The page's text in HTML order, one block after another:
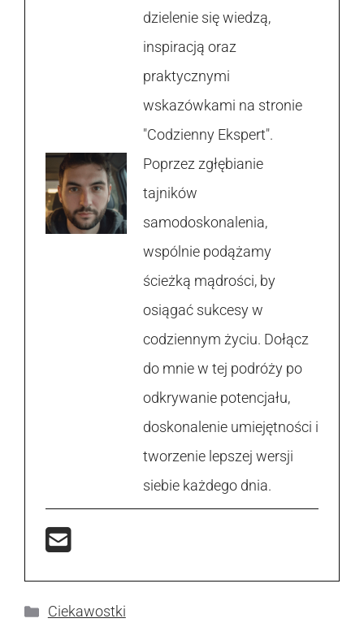
dzielenie się wiedzą,
inspiracją oraz
praktycznymi
wskazówkami na stronie
"Codzienny Ekspert".
Poprzez zgłębianie
tajników
samodoskonalenia,
wspólnie podążamy
ścieżką mądrości, by
osiągać sukcesy w
codziennym życiu. Dołącz
do mnie w tej podróży po
odkrywanie potencjału,
doskonalenie umiejętności i
tworzenie lepszej wersji
siebie każdego dnia.
Kategorie
Ciekawostki